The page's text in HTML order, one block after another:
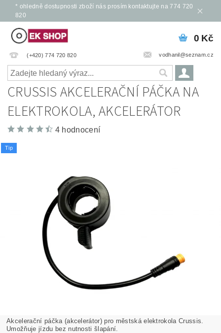
* ohledně dostupnosti zboží nás prosím kontaktujte na 774 720
820
(+420) 774 720 820 vodhanil@seznam.cz
0 Kč
CRUSSIS AKCELERAČNÍ PÁČKA NA
ELEKTROKOLA, AKCELERÁTOR
4 hodnocení
Tip
Akcelerační páčka (akcelerátor) pro městská elektrokola Crussis.
Umožňuje jízdu bez nutnosti šlapání.